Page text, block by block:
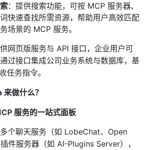
：提供搜索功能，可按 MCP 服务器、
快速查找所需资源，帮助用户高效匹配
场景的 MCP 服务。
网页版服务与 API 接口，企业用户可
过接口集成公司业务系统与数据库，基
任务指令。
做什么？
服务的一站式面板
个聊天服务（如 LobeChat、Open
件服务器（如 AI-Plugins Server），